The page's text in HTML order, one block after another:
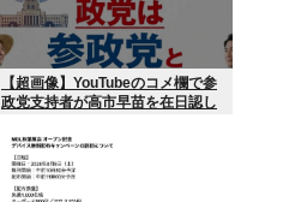
【超画像】YouTubeのコメ欄で参
政党支持者が高市早苗を在日認し